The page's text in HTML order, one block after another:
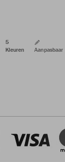
5
Kleuren
Aanpasbaar